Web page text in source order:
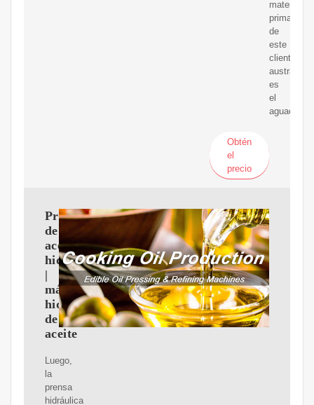
materia
prima
de
este
cliente
australiano
es
el
aguacate.
Obtén
el
precio
Prensa
de
aceite
hidráulica
|
máquina
hidráulica
de
aceite
Luego,
la
prensa
hidráulica